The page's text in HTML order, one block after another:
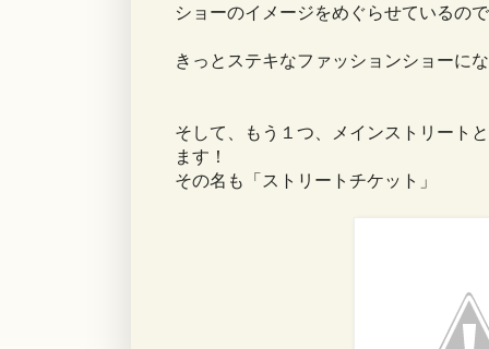
ショーのイメージをめぐらせているの
きっとステキなファッションショーに
そして、もう１つ、メインストリート
ます！
その名も「ストリートチケット」